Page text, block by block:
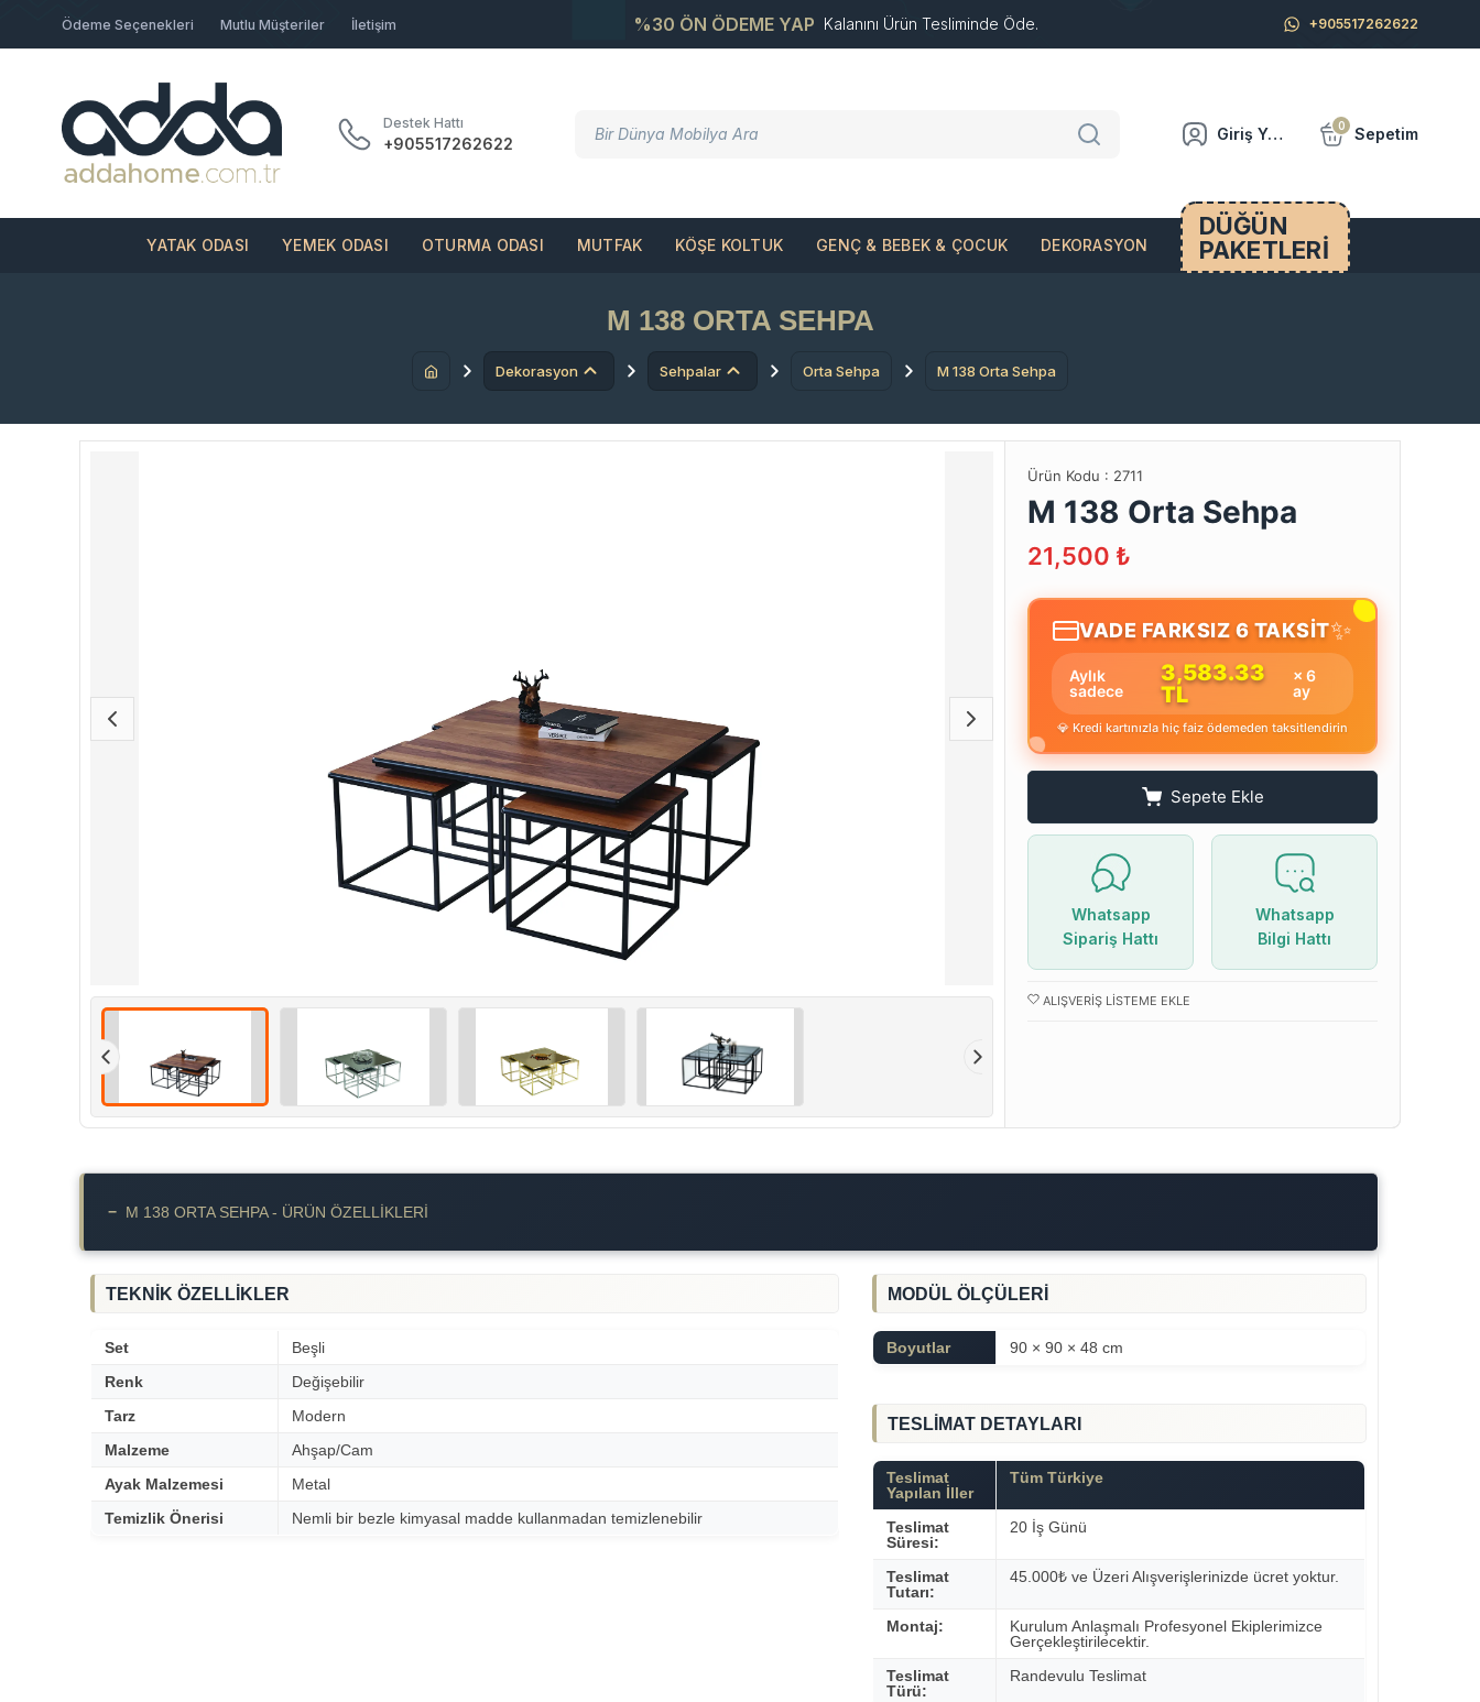
Ödeme Seçenekleri Mutlu Müşteriler İletişim %30 ÖN ÖDEME YAP Kalanını Ürün Tesliminde Öde. +905517262622
Destek Hattı
+905517262622
Giriş Yap 0 Sepetim
YATAK ODASI YEMEK ODASI OTURMA ODASI MUTFAK KÖŞE KOLTUK GENÇ & BEBEK & ÇOCUK DEKORASYON
DÜĞÜN
PAKETLERİ
M 138 ORTA SEHPA
Dekorasyon Sehpalar Orta Sehpa M 138 Orta Sehpa
Ürün Kodu : 2711
M 138 Orta Sehpa
21,500 ₺
VADE FARKSIZ 6 TAKSİT✨
Aylık
sadece
3,583.33
TL
× 6
ay
💎 Kredi kartınızla hiç faiz ödemeden taksitlendirin
Sepete Ekle
Whatsapp
Sipariş Hattı
Whatsapp
Bilgi Hattı
ALIŞVERIŞ LISTEME EKLE
− M 138 ORTA SEHPA - ÜRÜN ÖZELLIKLERI
TEKNİK ÖZELLİKLER
Set
Beşli
Renk
Değişebilir
Tarz
Modern
Malzeme
Ahşap/Cam
Ayak Malzemesi
Metal
Temizlik Önerisi
Nemli bir bezle kimyasal madde kullanmadan temizlenebilir
MODÜL ÖLÇÜLERİ
Boyutlar 90 × 90 × 48 cm
TESLİMAT DETAYLARI
Teslimat
Yapılan İller
Tüm Türkiye
Teslimat
Süresi:
20 İş Günü
Teslimat
Tutarı:
45.000₺ ve Üzeri Alışverişlerinizde ücret yoktur.
Montaj:
Kurulum Anlaşmalı Profesyonel Ekiplerimizce
Gerçekleştirilecektir.
Teslimat
Türü:
Randevulu Teslimat